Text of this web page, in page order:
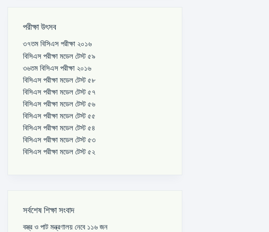
পরীক্ষা উৎসব
৩৭তম বিসিএস পরীক্ষা ২০১৬
বিসিএস পরীক্ষা মডেল টেস্ট ৫৯
৩৬তম বিসিএস পরীক্ষা ২০১৬
বিসিএস পরীক্ষা মডেল টেস্ট ৫৮
বিসিএস পরীক্ষা মডেল টেস্ট ৫৭
বিসিএস পরীক্ষা মডেল টেস্ট ৫৬
বিসিএস পরীক্ষা মডেল টেস্ট ৫৫
বিসিএস পরীক্ষা মডেল টেস্ট ৫৪
বিসিএস পরীক্ষা মডেল টেস্ট ৫৩
বিসিএস পরীক্ষা মডেল টেস্ট ৫২
সর্বশেষ শিক্ষা সংবাদ
বস্ত্র ও পাট মন্ত্রণালয় নেবে ১১৬ জন